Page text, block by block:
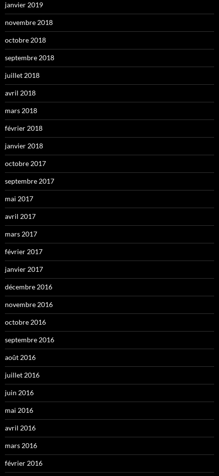
janvier 2019
novembre 2018
octobre 2018
septembre 2018
juillet 2018
avril 2018
mars 2018
février 2018
janvier 2018
octobre 2017
septembre 2017
mai 2017
avril 2017
mars 2017
février 2017
janvier 2017
décembre 2016
novembre 2016
octobre 2016
septembre 2016
août 2016
juillet 2016
juin 2016
mai 2016
avril 2016
mars 2016
février 2016